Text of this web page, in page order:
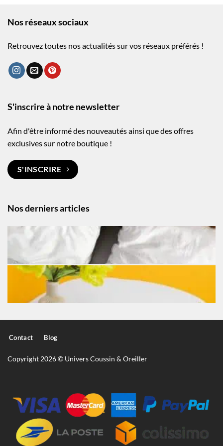
Nos réseaux sociaux
Retrouvez toutes nos actualités sur vos réseaux préférés !
Nos derniers articles
S'inscrire à notre newsletter
Afin d'être informé des nouveautés ainsi que des offres
exclusives sur notre boutique !
S'INSCRIRE
Contact Blog
Copyright 2026 © Univers Coussin & Oreiller